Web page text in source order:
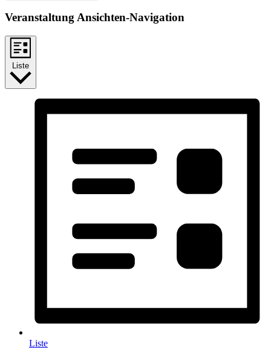
Veranstaltung Ansichten-Navigation
Liste
Liste